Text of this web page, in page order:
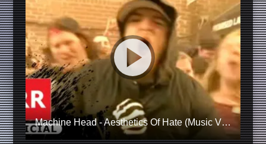
Machine Head - Aesthetics Of Hate (Music Video)